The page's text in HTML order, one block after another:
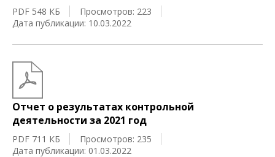
PDF 548 КБ
Просмотров: 223
Дата публикации: 10.03.2022
Отчет о результатах контрольной
деятельности за 2021 год
PDF 711 КБ
Просмотров: 235
Дата публикации: 01.03.2022